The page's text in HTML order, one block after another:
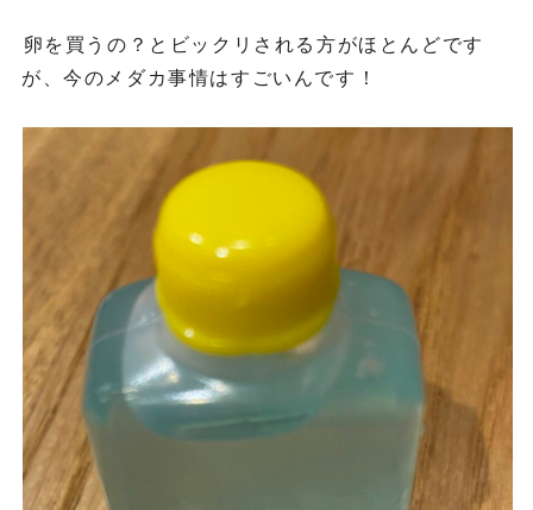
卵を買うの？とビックリされる方がほとんどです
が、今のメダカ事情はすごいんです！